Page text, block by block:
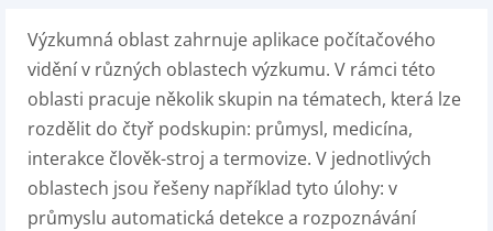
Výzkumná oblast zahrnuje aplikace počítačového
vidění v různých oblastech výzkumu. V rámci této
oblasti pracuje několik skupin na tématech, která lze
rozdělit do čtyř podskupin: průmysl, medicína,
interakce člověk-stroj a termovize. V jednotlivých
oblastech jsou řešeny například tyto úlohy: v
průmyslu automatická detekce a rozpoznávání